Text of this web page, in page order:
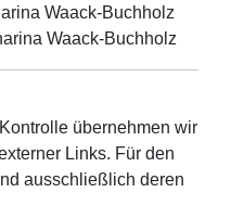
Waack-Buchholz
Waack-Buchholz
übernehmen wir
Links. Für den
ausschließlich deren